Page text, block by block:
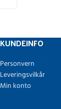
KUNDEINFO
Personvern
Leveringsvilkår
Min konto